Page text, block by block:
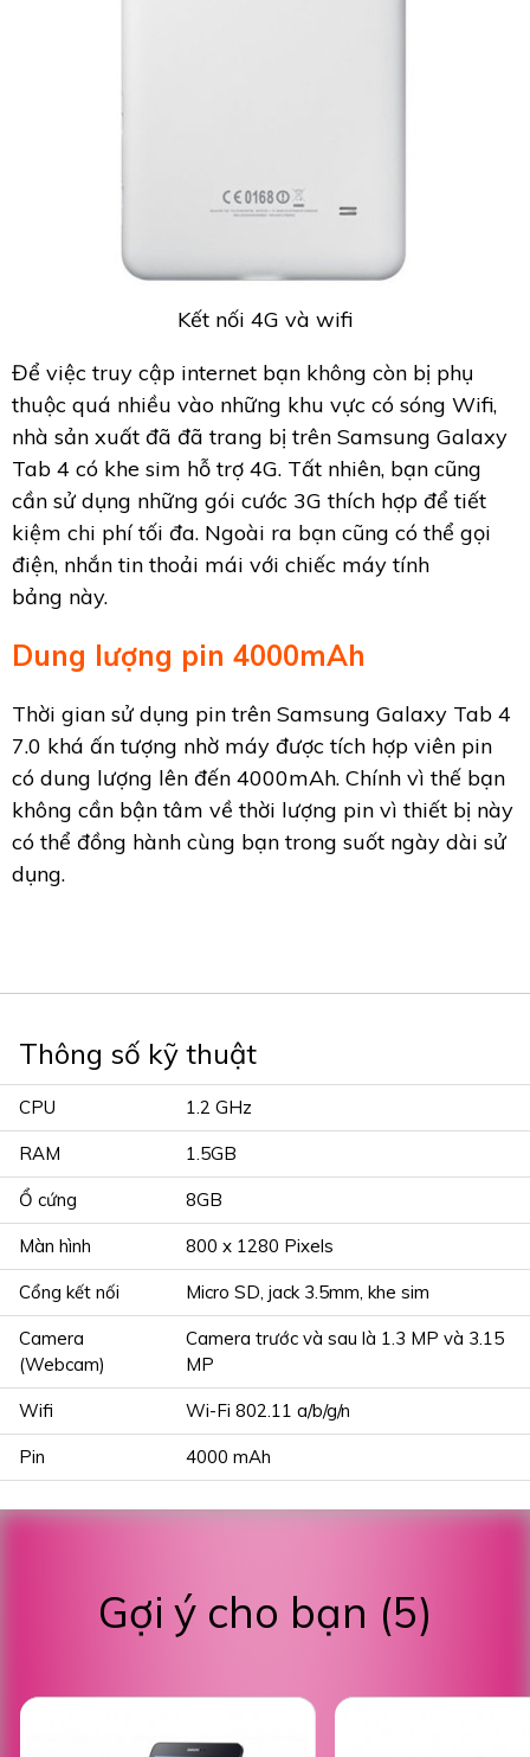
Kết nối 4G và wifi
Để việc truy cập internet bạn không còn bị phụ
thuộc quá nhiều vào những khu vực có sóng Wifi,
nhà sản xuất đã đã trang bị trên Samsung Galaxy
Tab 4 có khe sim hỗ trợ 4G. Tất nhiên, bạn cũng
cần sử dụng những gói cước 3G thích hợp để tiết
kiệm chi phí tối đa. Ngoài ra bạn cũng có thể gọi
điện, nhắn tin thoải mái với chiếc máy tính
bảng này.
Dung lượng pin 4000mAh
Thời gian sử dụng pin trên Samsung Galaxy Tab 4
7.0 khá ấn tượng nhờ máy được tích hợp viên pin
có dung lượng lên đến 4000mAh. Chính vì thế bạn
không cần bận tâm về thời lượng pin vì thiết bị này
có thể đồng hành cùng bạn trong suốt ngày dài sử
dụng.
Thông số kỹ thuật
CPU 1.2 GHz
RAM 1.5GB
Ổ cứng 8GB
Màn hình 800 x 1280 Pixels
Cổng kết nối Micro SD, jack 3.5mm, khe sim
Camera
(Webcam)
Camera trước và sau là 1.3 MP và 3.15
MP
Wifi Wi-Fi 802.11 a/b/g/n
Pin 4000 mAh
Gợi ý cho bạn (5)